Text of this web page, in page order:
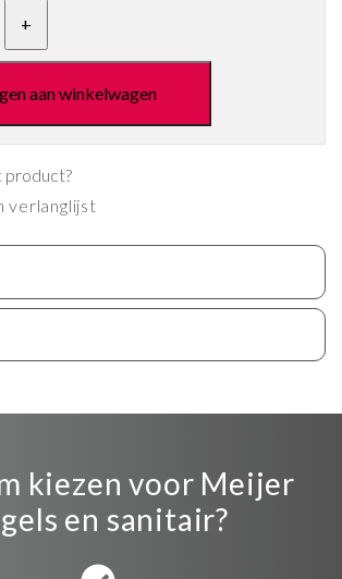
aan winkelwagen
product?
verlanglijst
kiezen voor Meijer
en sanitair?